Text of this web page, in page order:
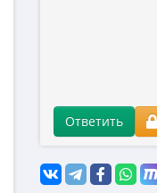
Ответить